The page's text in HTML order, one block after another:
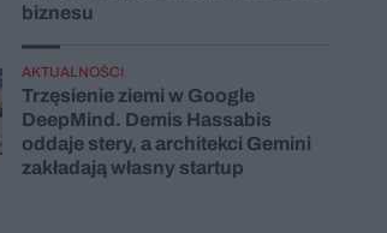
biznesu
AKTUALNOŚCI
Trzęsienie ziemi w Google
DeepMind. Demis Hassabis
oddaje stery, a architekci Gemini
zakładają własny startup